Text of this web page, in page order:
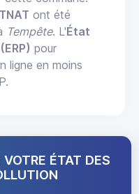
ont été
Tempête. L'État
pour
ligne en moins
ÉTAT DES